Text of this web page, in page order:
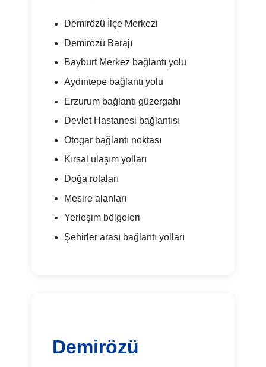
Demirözü İlçe Merkezi
Demirözü Barajı
Bayburt Merkez bağlantı yolu
Aydıntepe bağlantı yolu
Erzurum bağlantı güzergahı
Devlet Hastanesi bağlantısı
Otogar bağlantı noktası
Kırsal ulaşım yolları
Doğa rotaları
Mesire alanları
Yerleşim bölgeleri
Şehirler arası bağlantı yolları
Demirözü